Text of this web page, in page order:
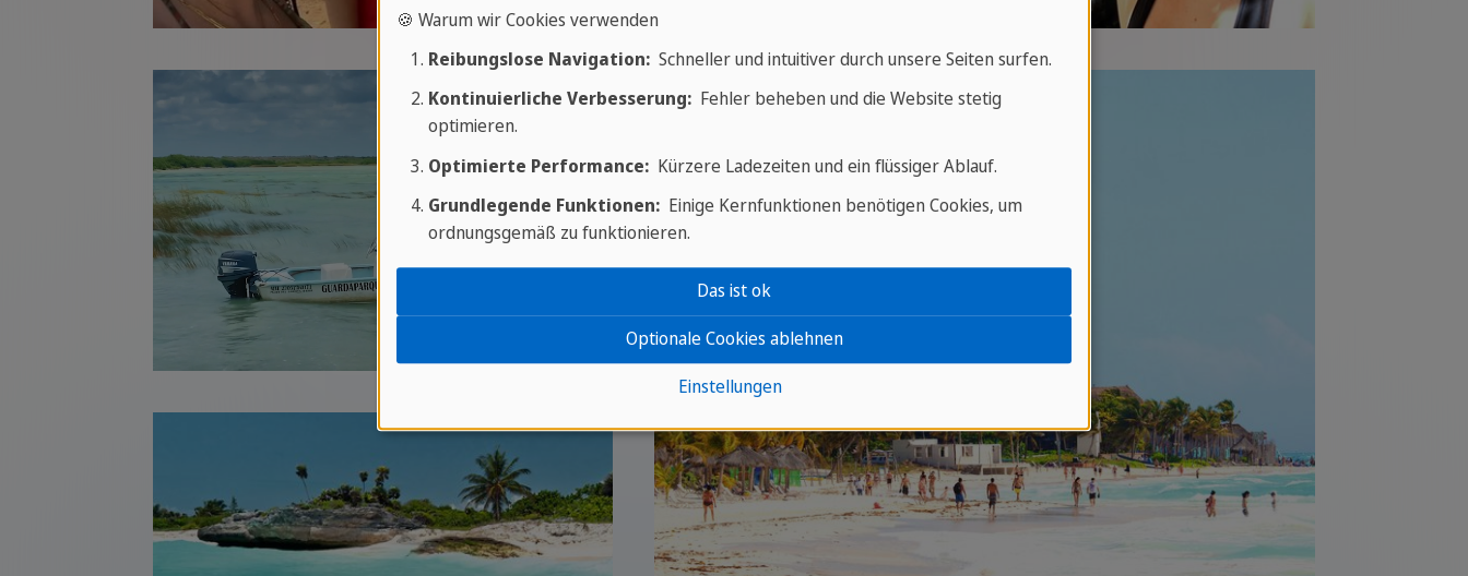
🍪 Warum wir Cookies verwenden
Reibungslose Navigation:Schneller und intuitiver durch unsere Seiten surfen.
Kontinuierliche Verbesserung:Fehler beheben und die Website stetig
optimieren.
Optimierte Performance:Kürzere Ladezeiten und ein flüssiger Ablauf.
Grundlegende Funktionen:Einige Kernfunktionen benötigen Cookies, um
ordnungsgemäß zu funktionieren.
Einstellungen
Optionale Cookies ablehnen
Das ist ok